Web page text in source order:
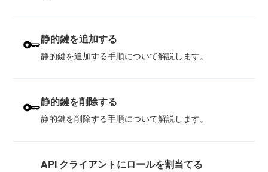
静的鍵を追加する
静的鍵を追加する手順について解説します。
静的鍵を削除する
静的鍵を削除する手順について解説します。
API クライアントにロールを割当てる